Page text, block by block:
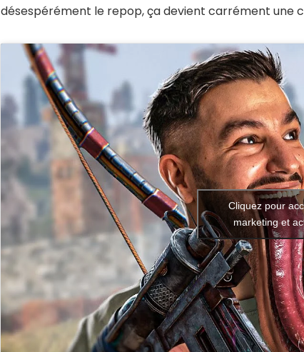
désespérément le repop, ça devient carrément une
Cliquez pour
marketing et